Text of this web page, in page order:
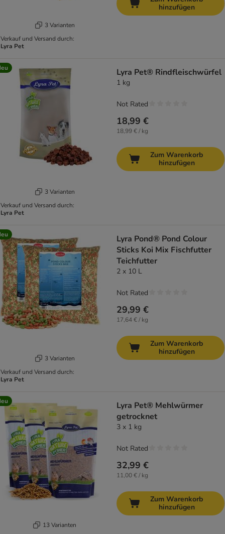
3 Varianten
Verkauf und Versand durch:
Lyra Pet
hinzufügen
3 Varianten
Verkauf und Versand durch:
Lyra Pet
Lyra Pet® Rindfleischwürfel
1 kg
18,99 €
18,99 € / kg
Not Rated
Zum Warenkorb
hinzufügen
3 Varianten
Verkauf und Versand durch:
Lyra Pet
Lyra Pond® Pond Colour
Sticks Koi Mix Fischfutter
Teichfutter
2 x 10 L
29,99 €
17,64 € / kg
Not Rated
Zum Warenkorb
hinzufügen
13 Varianten
Lyra Pet® Mehlwürmer
getrocknet
3 x 1 kg
32,99 €
11,00 € / kg
Not Rated
Zum Warenkorb
hinzufügen